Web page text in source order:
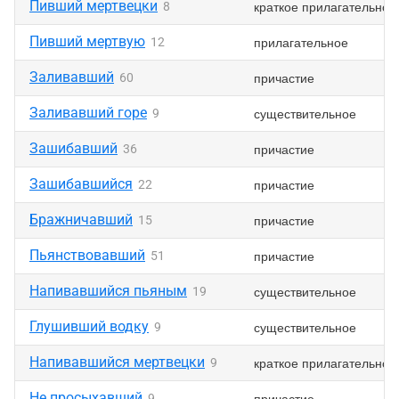
Пивший мертвецки 8 краткое прилагательное
Пивший мертвую 12 прилагательное
Заливавший 60 причастие
Заливавший горе 9 существительное
Зашибавший 36 причастие
Зашибавшийся 22 причастие
Бражничавший 15 причастие
Пьянствовавший 51 причастие
Напивавшийся пьяным 19 существительное
Глушивший водку 9 существительное
Напивавшийся мертвецки 9 краткое прилагательное